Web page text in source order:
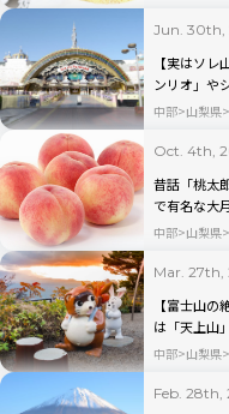
Jun. 30th,
【実はソ
ンリオ」や
中部 山梨県
Oct. 4th,
昔話「桃太
で有名な大
中部 山梨県
Mar. 27th,
【富士山
は「天上山
中部 山梨県
Feb. 28th,